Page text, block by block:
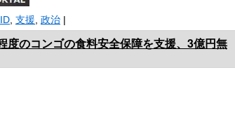
支援 政治 |
度のコンゴの食料安全保障を支援、3億円無